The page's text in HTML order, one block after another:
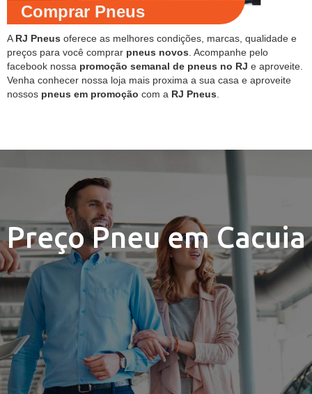
Comprar Pneus
A RJ Pneus oferece as melhores condições, marcas, qualidade e
preços para você comprar pneus novos . Acompanhe pelo
facebook nossa promoção semanal de pneus no RJ e aproveite.
Venha conhecer nossa loja mais proxima a sua casa e aproveite
nossos pneus em promoção com a RJ Pneus
Preço Pneu em Cacuia